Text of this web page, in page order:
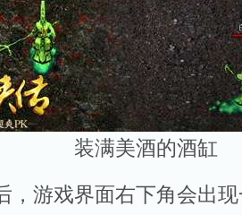
装满美酒的酒缸
游戏界面右下角会出现